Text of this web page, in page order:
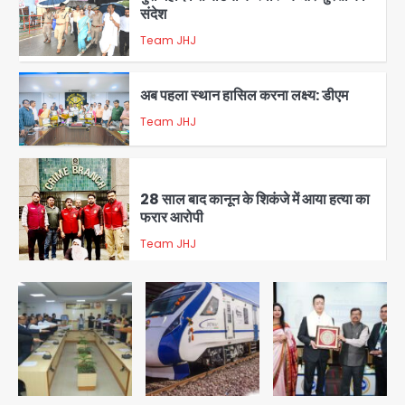
2
संदेश
Team JHJ
3
अब पहला स्थान हासिल करना लक्ष्य: डीएम
Team JHJ
4
28 साल बाद कानून के शिकंजे में आया हत्या का
फरार आरोपी
Team JHJ
डबल मर्डर का मुख्य साजिशकर्ता क्राइम ब्रांच
के हत्थे
Team JHJ